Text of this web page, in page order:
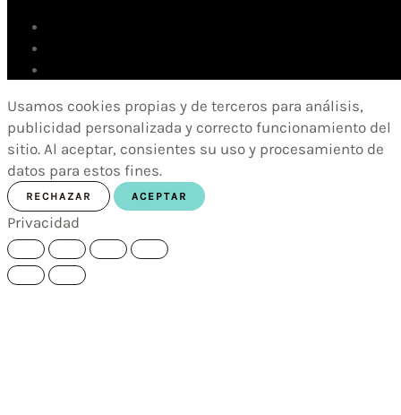
Usamos cookies propias y de terceros para análisis,
publicidad personalizada y correcto funcionamiento del
sitio. Al aceptar, consientes su uso y procesamiento de
datos para estos fines.
RECHAZAR ACEPTAR
Privacidad